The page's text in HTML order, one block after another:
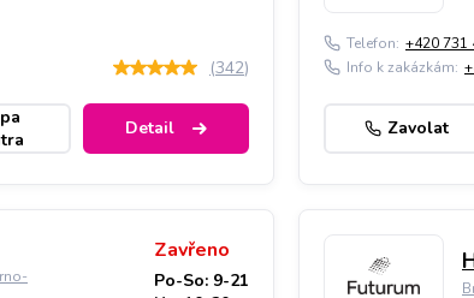
(342)
Detail
Telefon: +420 731
Info k zakázkám:
Zavolat
Zavřeno
Po-So: 9-21